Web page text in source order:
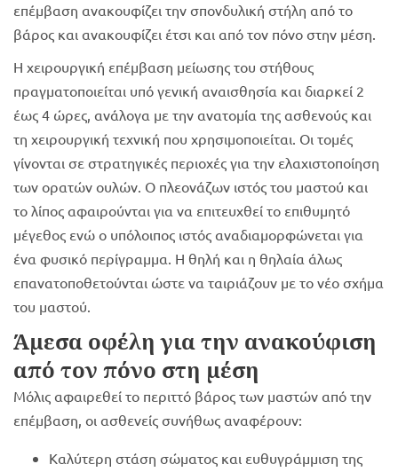
επέμβαση ανακουφίζει την σπονδυλική στήλη από το
βάρος και ανακουφίζει έτσι και από τον πόνο στην μέση.
Η χειρουργική επέμβαση μείωσης του στήθους
πραγματοποιείται υπό γενική αναισθησία και διαρκεί 2
έως 4 ώρες, ανάλογα με την ανατομία της ασθενούς και
τη χειρουργική τεχνική που χρησιμοποιείται. Οι τομές
γίνονται σε στρατηγικές περιοχές για την ελαχιστοποίηση
των ορατών ουλών. Ο πλεονάζων ιστός του μαστού και
το λίπος αφαιρούνται για να επιτευχθεί το επιθυμητό
μέγεθος ενώ ο υπόλοιπος ιστός αναδιαμορφώνεται για
ένα φυσικό περίγραμμα. Η θηλή και η θηλαία άλως
επανατοποθετούνται ώστε να ταιριάζουν με το νέο σχήμα
του μαστού.
Άμεσα οφέλη για την ανακούφιση
από τον πόνο στη μέση
Μόλις αφαιρεθεί το περιττό βάρος των μαστών από την
επέμβαση, οι ασθενείς συνήθως αναφέρουν:
Καλύτερη στάση σώματος και ευθυγράμμιση της